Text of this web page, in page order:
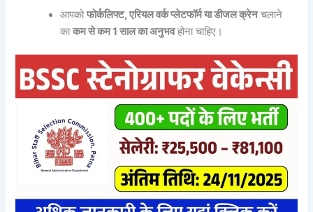
आपकोफोर्कलिफ्ट, एरियल वर्क प्लेटफॉर्म या डीजल क्रेनचलाने
काकम से कम 1 साल का अनुभवहोना चाहिए।